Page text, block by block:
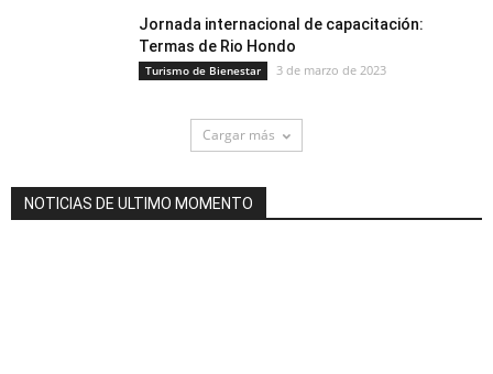
Jornada internacional de capacitación:
Termas de Rio Hondo
Turismo de Bienestar 3 de marzo de 2023
Cargar más
NOTICIAS DE ULTIMO MOMENTO